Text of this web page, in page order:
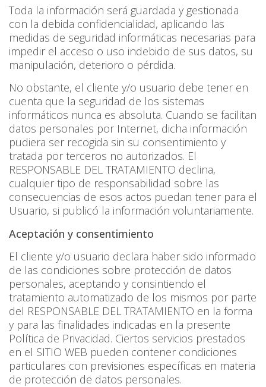
Toda la información será guardada y gestionada
con la debida confidencialidad, aplicando las
medidas de seguridad informáticas necesarias para
impedir el acceso o uso indebido de sus datos, su
manipulación, deterioro o pérdida.
No obstante, el cliente y/o usuario debe tener en
cuenta que la seguridad de los sistemas
informáticos nunca es absoluta. Cuando se facilitan
datos personales por Internet, dicha información
pudiera ser recogida sin su consentimiento y
tratada por terceros no autorizados. El
RESPONSABLE DEL TRATAMIENTO declina,
cualquier tipo de responsabilidad sobre las
consecuencias de esos actos puedan tener para el
Usuario, si publicó la información voluntariamente.
Aceptación y consentimiento
El cliente y/o usuario declara haber sido informado
de las condiciones sobre protección de datos
personales, aceptando y consintiendo el
tratamiento automatizado de los mismos por parte
del RESPONSABLE DEL TRATAMIENTO en la forma
y para las finalidades indicadas en la presente
Política de Privacidad. Ciertos servicios prestados
en el SITIO WEB pueden contener condiciones
particulares con previsiones específicas en materia
de protección de datos personales.